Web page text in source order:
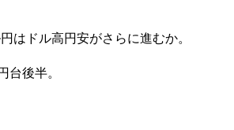
円はドル高円安がさらに進むか。
台後半。